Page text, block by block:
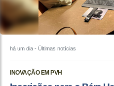
há um dia - Últimas notícias
INOVAÇÃO EM PVH